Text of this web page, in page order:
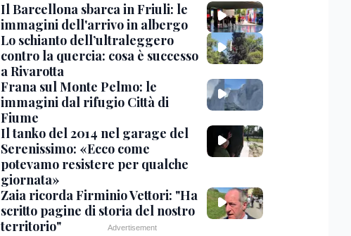
Il Barcellona sbarca in Friuli: le
immagini dell'arrivo in albergo
Lo schianto dell’ultraleggero
contro la quercia: cosa è successo
a Rivarotta
Frana sul Monte Pelmo: le
immagini dal rifugio Città di
Fiume
Il tanko del 2014 nel garage del
Serenissimo: «Ecco come
potevamo resistere per qualche
giornata»
Zaia ricorda Firminio Vettori: "Ha
scritto pagine di storia del nostro
territorio"